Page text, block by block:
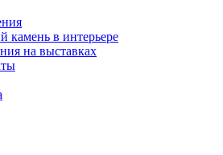
камень в интерьере
на выставках